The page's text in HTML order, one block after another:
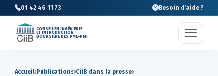
01 42 46 11 73 Besoin d’aide ?
CONSEIL EN INGÉNIERIE
ET INTRODUCTION
BOURSIÈRE DES PME-PMI
Accueil› Publications›CiiB dans la presse›